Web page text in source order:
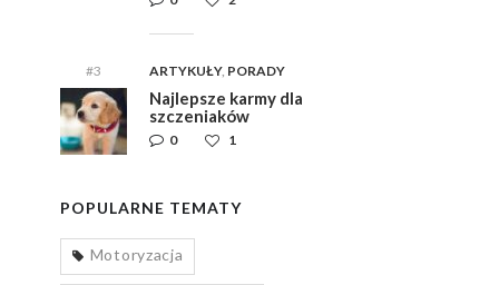
#3 ARTYKUŁY, PORADY
Najlepsze karmy dla
szczeniaków
1
0
POPULARNE TEMATY
Motoryzacja